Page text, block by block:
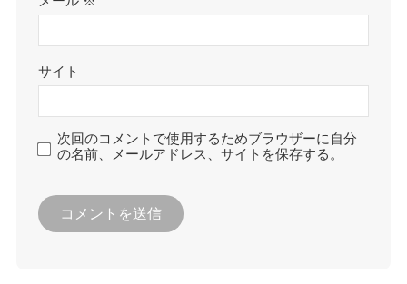
サイト
次回のコメントで使用するためブラウザーに自分
の名前、メールアドレス、サイトを保存する。